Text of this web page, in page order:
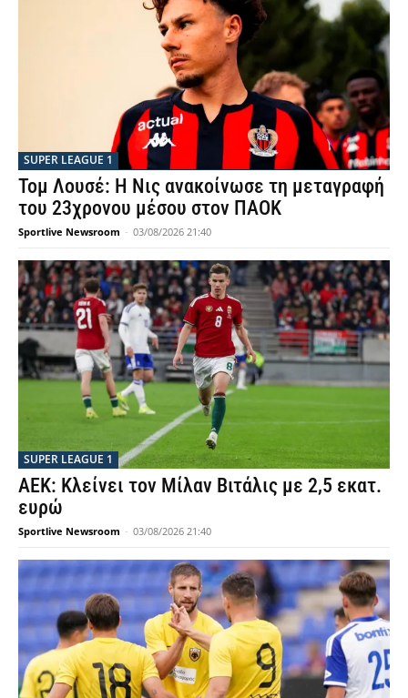
SUPER LEAGUE 1
Τομ Λουσέ: Η Νις ανακοίνωσε τη μεταγραφή
του 23χρονου μέσου στον ΠΑΟΚ
Sportlive Newsroom - 03/08/2026 21:40
SUPER LEAGUE 1
ΑΕΚ: Κλείνει τον Μίλαν Βιτάλις με 2,5 εκατ.
ευρώ
Sportlive Newsroom - 03/08/2026 21:40